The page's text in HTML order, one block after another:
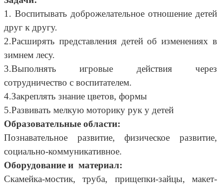
1. Воспитывать доброжелательное отношение детей
друг к другу.
2.Расширять представления детей об изменениях в
зимнем лесу.
3.Выполнять игровые действия через
сотрудничество с воспитателем.
4.Закреплять знание цветов, формы
5.Развивать мелкую моторику рук у детей
Образовательные области:
Познавательное развитие, физическое развитие,
социально-коммуникативное.
Оборудование и материал:
Скамейка-мостик, труба, прищепки-зайцы, макет-